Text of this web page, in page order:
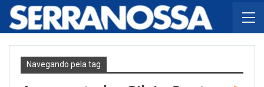
Navegando pela tag